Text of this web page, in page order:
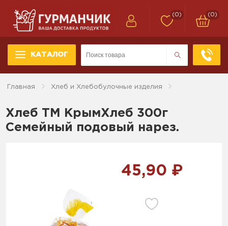
КАТАЛОГ
(0) (0)
Главная Хлеб и Хлебобулочные изделия
Хлеб ТМ КрымХлеб 300г
Семейный подовый нарез.
45,90 ₽